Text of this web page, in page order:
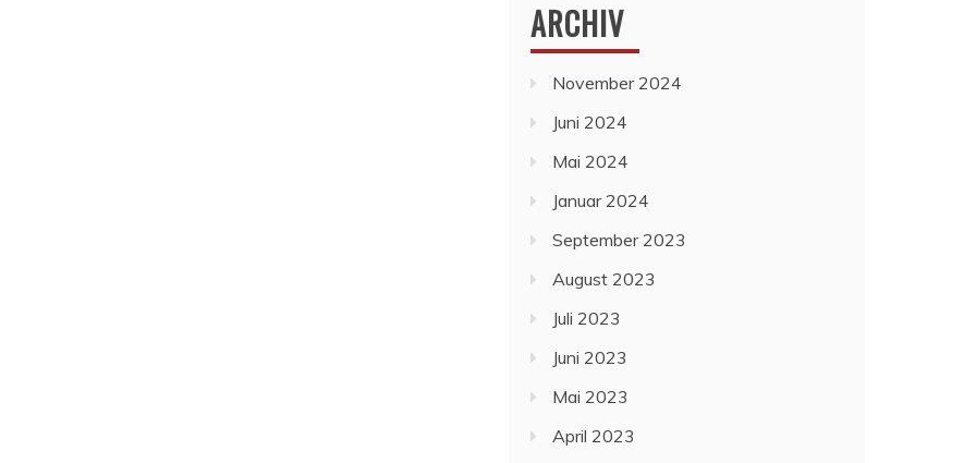
ARCHIV
November 2024
Juni 2024
Mai 2024
Januar 2024
September 2023
August 2023
Juli 2023
Juni 2023
Mai 2023
April 2023